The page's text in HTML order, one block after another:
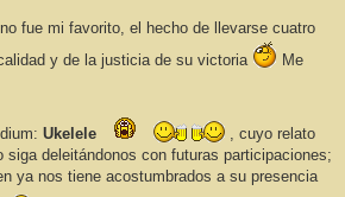
fue mi favorito, el hecho de llevarse cuatro
y de la justicia de su victoria
Me
Ukelele
, cuyo relato
siga deleitándonos con futuras participaciones;
ya nos tiene acostumbrados a su presencia